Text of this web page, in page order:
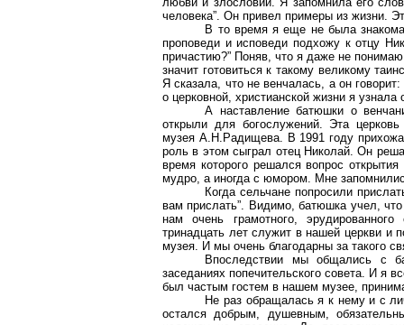
человека”. Он привел примеры из жизни.
В то время я еще не была
проповеди и исповеди подхожу к отцу
причастию?” Поняв, что я даже не
значит готовиться к такому великому
Я сказала, что не венчалась, а он
о церковной, христианской жизни я узнала
А наставление батюшки о
открыли для богослужений. Эта
музея А.Н.Радищева. В 1991 году
роль в этом сыграл отец Николай. Он
время которого решался вопрос
мудро, а иногда с юмором. Мне
Когда сельчане попросили
вам прислать”. Видимо, батюшка учел,
нам очень грамотного,
тринадцать лет служит в нашей церкви и
музея. И мы очень благодарны за такого
Впоследствии мы общались с
заседаниях попечительского совета. И я
был частым гостем в нашем музее,
Не раз обращалась я к нему и с
остался добрым, душевным,